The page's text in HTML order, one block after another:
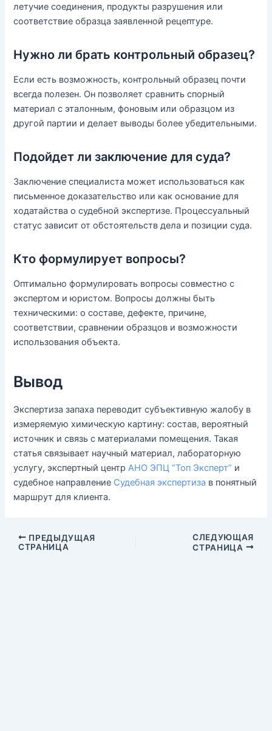
летучие соединения, продукты разрушения или
соответствие образца заявленной рецептуре.
Нужно ли брать контрольный образец?
Если есть возможность, контрольный образец почти
всегда полезен. Он позволяет сравнить спорный
материал с эталонным, фоновым или образцом из
другой партии и делает выводы более убедительными.
Подойдет ли заключение для суда?
Заключение специалиста может использоваться как
письменное доказательство или как основание для
ходатайства о судебной экспертизе. Процессуальный
статус зависит от обстоятельств дела и позиции суда.
Кто формулирует вопросы?
Оптимально формулировать вопросы совместно с
экспертом и юристом. Вопросы должны быть
техническими: о составе, дефекте, причине,
соответствии, сравнении образцов и возможности
использования объекта.
Вывод
Экспертиза запаха переводит субъективную жалобу в
измеряемую химическую картину: состав, вероятный
источник и связь с материалами помещения. Такая
статья связывает научный материал, лабораторную
услугу, экспертный центрАНО ЭПЦ “Топ Эксперт” и
судебное направление Судебная экспертиза в понятный
маршрут для клиента.
ПРЕДЫДУЩАЯ
СТРАНИЦА
СЛЕДУЮЩАЯ
СТРАНИЦА